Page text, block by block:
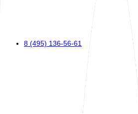
8 (495) 136-56-61